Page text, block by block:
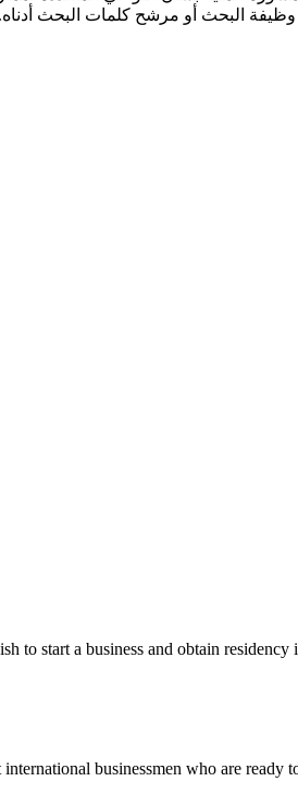
to start a business and obtain
businessmen who are